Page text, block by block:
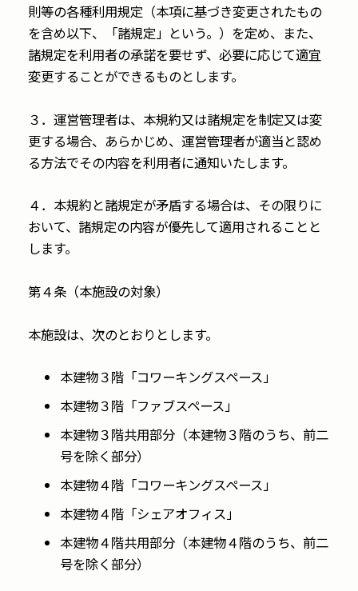
則等の各種利用規定（本項に基づき変更されたもの
を含め以下、「諸規定」という。）を定め、また、
諸規定を利用者の承諾を要せず、必要に応じて適宜
変更することができるものとします。
３．運営管理者は、本規約又は諸規定を制定又は変
更する場合、あらかじめ、運営管理者が適当と認め
る方法でその内容を利用者に通知いたします。
４．本規約と諸規定が矛盾する場合は、その限りに
おいて、諸規定の内容が優先して適用されることと
します。
第４条（本施設の対象）
本施設は、次のとおりとします。
本建物３階「コワーキングスペース」
本建物３階「ファブスペース」
本建物３階共用部分（本建物３階のうち、前二
号を除く部分）
本建物４階「コワーキングスペース」
本建物４階「シェアオフィス」
本建物４階共用部分（本建物４階のうち、前二
号を除く部分）